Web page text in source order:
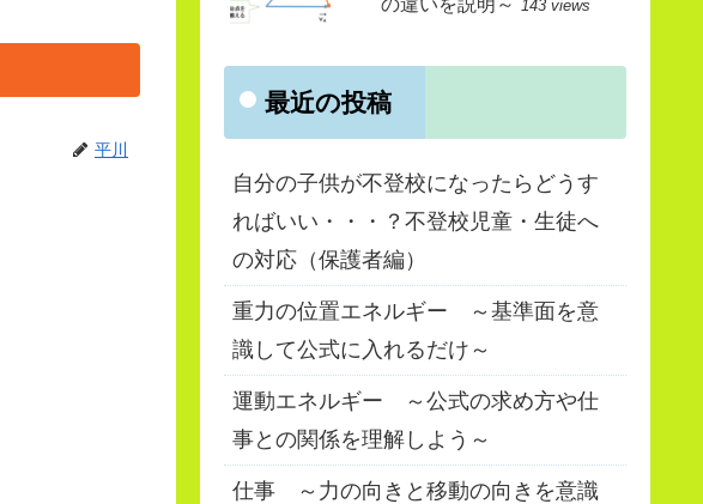
平川
143 views
最近の投稿
自分の子供が不登校になったらどうす
ればいい・・・？不登校児童・生徒へ
の対応（保護者編）
重力の位置エネルギー ～基準面を意
識して公式に入れるだけ～
運動エネルギー ～公式の求め方や仕
事との関係を理解しよう～
仕事 ～力の向きと移動の向きを意識